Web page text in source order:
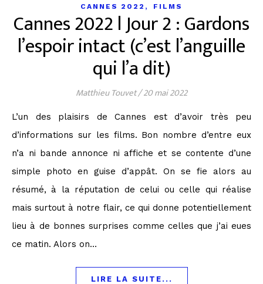
CANNES 2022 , FILMS
Cannes 2022 l Jour 2 : Gardons
l’espoir intact (c’est l’anguille
qui l’a dit)
Matthieu Touvet/20 mai 2022
L’un des plaisirs de Cannes est d’avoir très peu
d’informations sur les films. Bon nombre d’entre eux
n’a ni bande annonce ni affiche et se contente d’une
simple photo en guise d’appât. On se fie alors au
résumé, à la réputation de celui ou celle qui réalise
mais surtout à notre flair, ce qui donne potentiellement
lieu à de bonnes surprises comme celles que j’ai eues
ce matin. Alors on…
LIRE LA SUITE...